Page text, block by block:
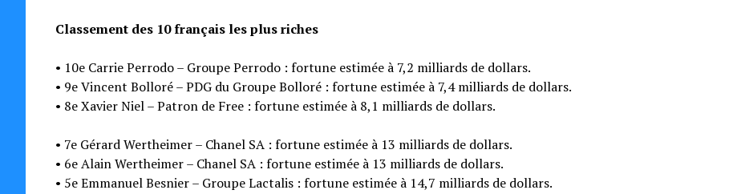
Classement des 10 français les plus riches
• 10e Carrie Perrodo – Groupe Perrodo : fortune estimée à 7,2 milliards de dollars.
• 9e Vincent Bolloré – PDG du Groupe Bolloré : fortune estimée à 7,4 milliards de dollars.
• 8e Xavier Niel – Patron de Free : fortune estimée à 8,1 milliards de dollars.
• 7e Gérard Wertheimer – Chanel SA : fortune estimée à 13 milliards de dollars.
• 6e Alain Wertheimer – Chanel SA : fortune estimée à 13 milliards de dollars.
• 5e Emmanuel Besnier – Groupe Lactalis : fortune estimée à 14,7 milliards de dollars.